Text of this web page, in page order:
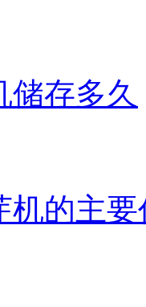
储存多久
机的主要